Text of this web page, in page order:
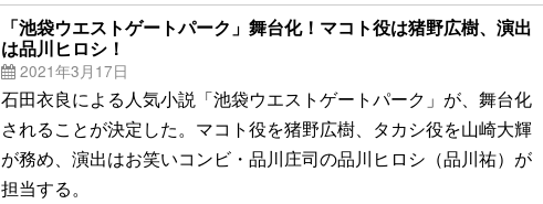
「池袋ウエストゲートパーク」舞台化！マコト役は猪野広樹、演出
は品川ヒロシ！
2021年3月17日
石田衣良による人気小説「池袋ウエストゲートパーク」が、舞台化
されることが決定した。マコト役を猪野広樹、タカシ役を山崎大輝
が務め、演出はお笑いコンビ・品川庄司の品川ヒロシ（品川祐）が
担当する。